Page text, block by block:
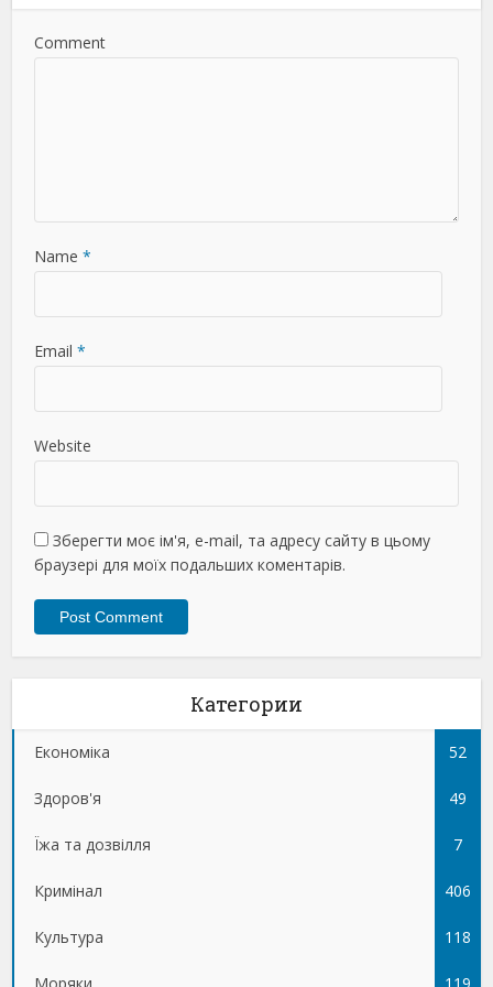
Comment
Name *
Email *
Website
Зберегти моє ім'я, e-mail, та адресу сайту в цьому
браузері для моїх подальших коментарів.
Категории
Економіка 52
Здоров'я 49
Їжа та дозвілля 7
Кримінал 406
Культура 118